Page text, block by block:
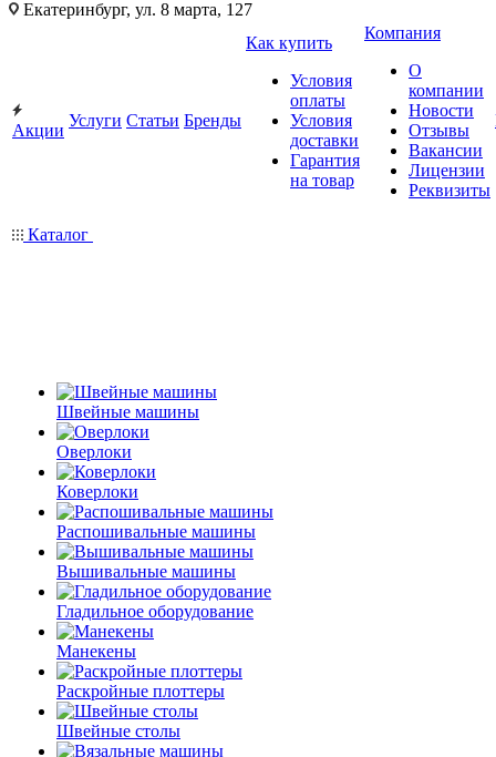
Екатеринбург, ул. 8 марта, 127
Акции
Услуги Статьи Бренды
Как купить
Условия
оплаты
Условия
доставки
Гарантия
на товар
Компания
О
компании
Новости
Отзывы
Вакансии
Лицензии
Реквизиты
Каталог
Швейные машины
Оверлоки
Коверлоки
Распошивальные машины
Вышивальные машины
Гладильное оборудование
Манекены
Раскройные плоттеры
Швейные столы